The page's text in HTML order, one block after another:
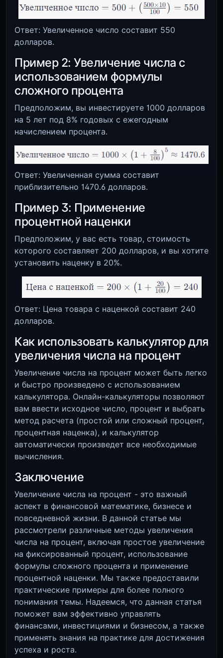
Ответ: Увеличенное число составит 550
долларов.
Пример 2: Увеличение числа с
использованием формулы
сложного процента
Предположим, вы инвестируете 1000 долларов
на 5 лет под 8% годовых с ежегодным
начислением процента.
Ответ: Увеличенная сумма составит
приблизительно 1470.6 долларов.
Пример 3: Применение
процентной наценки
Предположим, у вас есть товар, стоимость
которого составляет 200 долларов, и вы хотите
установить наценку в 20%.
Ответ: Цена товара с наценкой составит 240
долларов.
Как использовать калькулятор для
увеличения числа на процент
Увеличение числа на процент может быть легко
и быстро произведено с использованием
калькулятора. Онлайн-калькуляторы позволяют
вам ввести исходное число, процент и выбрать
метод расчета (простой или сложный процент,
процентная наценка), и калькулятор
автоматически произведет все необходимые
вычисления.
Заключение
Увеличение числа на процент - это важный
аспект в финансовой математике, бизнесе и
повседневной жизни. В данной статье мы
рассмотрели различные методы увеличения
числа на процент, включая простое увеличение
на фиксированный процент, использование
формулы сложного процента и применение
процентной наценки. Мы также предоставили
практические примеры для более полного
понимания темы. Надеемся, что данная статья
поможет вам эффективно управлять
финансами, инвестициями и бизнесом, а также
применять знания на практике для достижения
успеха и роста.